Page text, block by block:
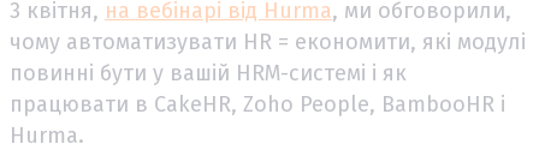
3 квітня, на вебінарі від Hurma, ми обговорили,
чому автоматизувати HR = економити, які модулі
повинні бути у вашій HRM-системі і як
працювати в CakeHR, Zoho People, BambooHR і
Hurma.